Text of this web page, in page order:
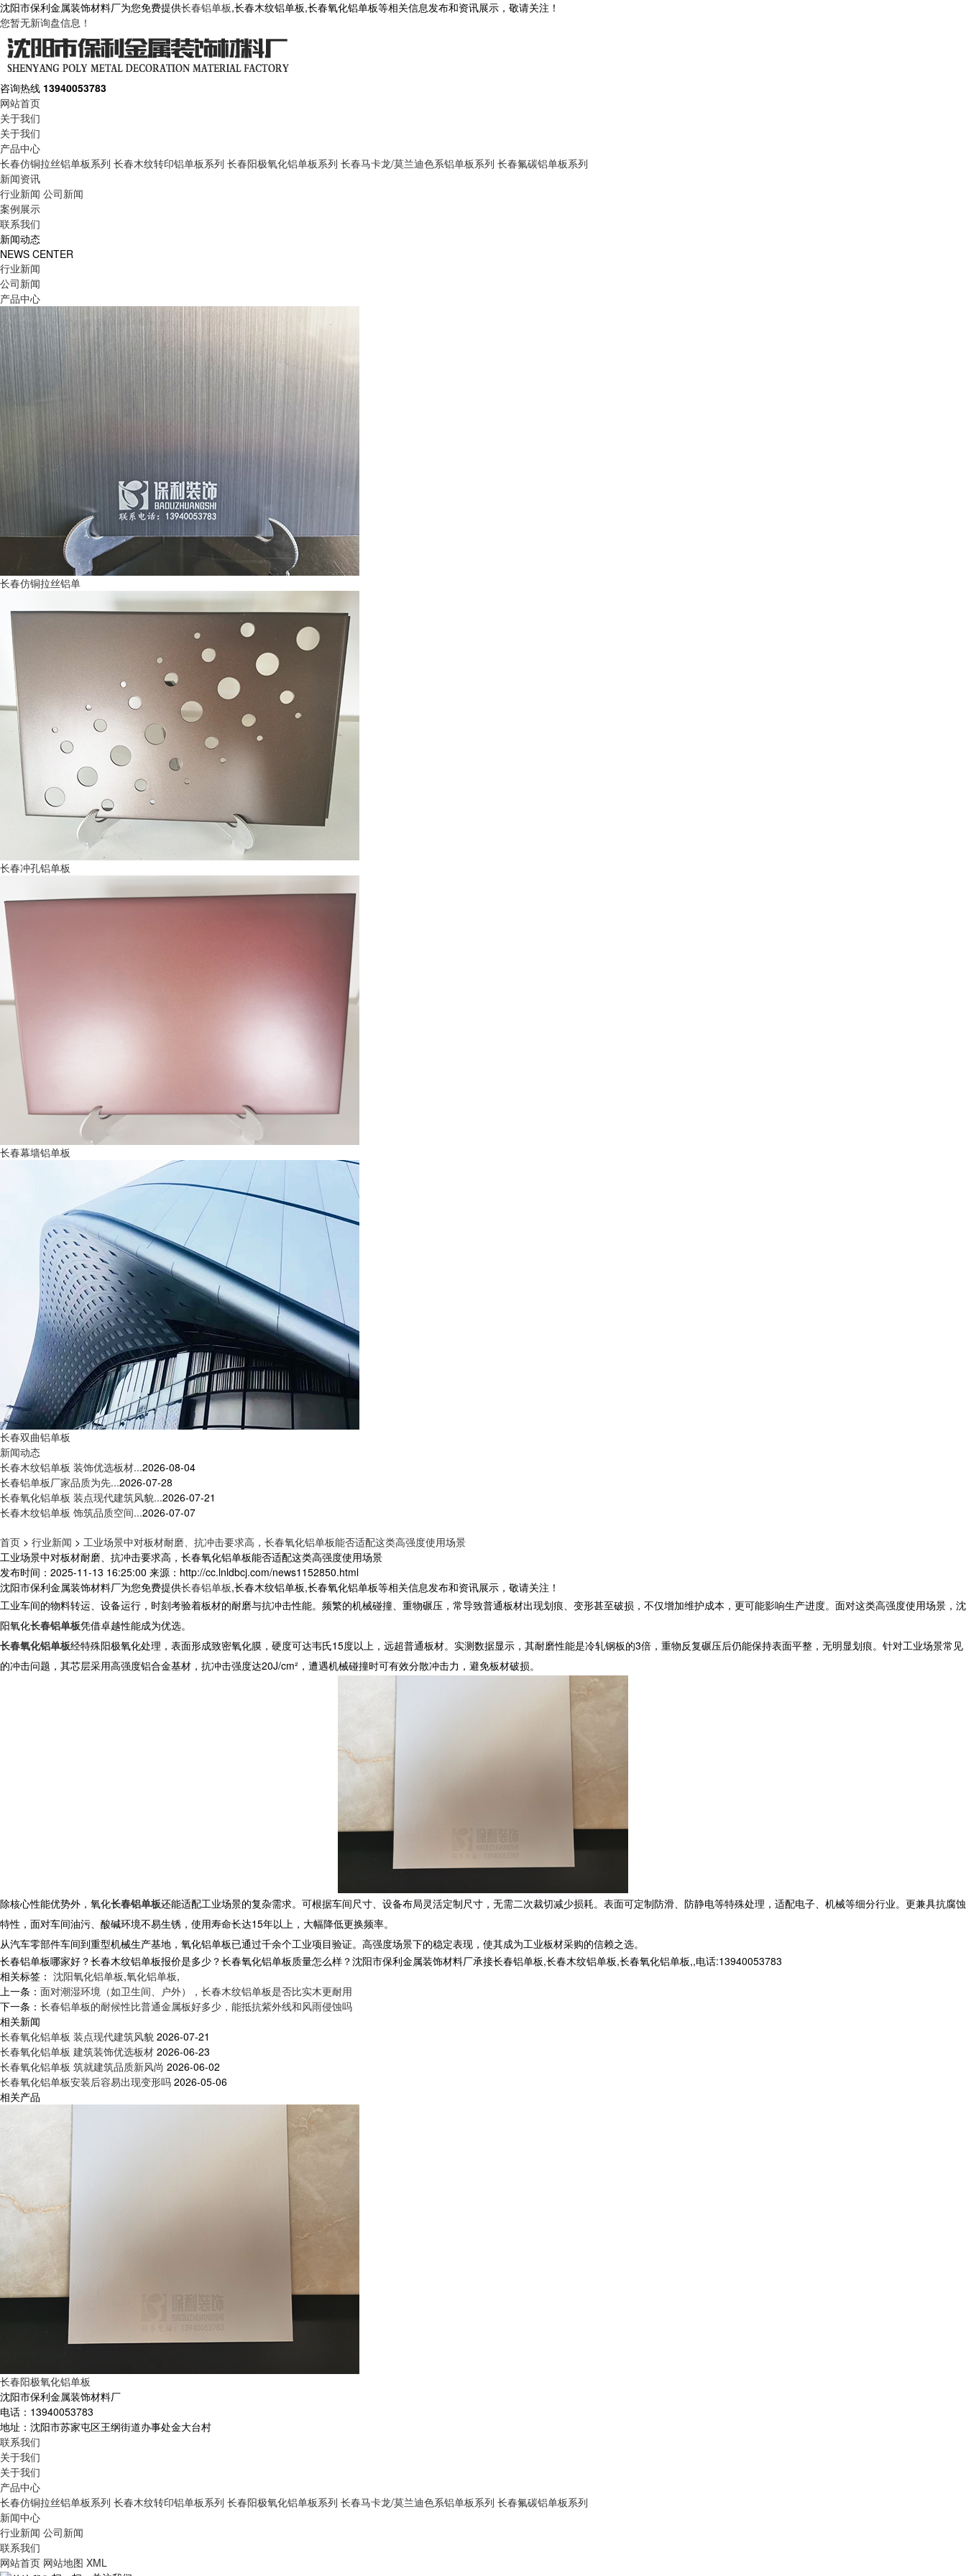
沈阳市保利金属装饰材料厂为您免费提供长春铝单板,长春木纹铝单板,长春氧化铝单板等相关信息发布和资讯展示，敬请关注！
您暂无新询盘信息！
咨询热线 13940053783
网站首页
关于我们
关于我们
产品中心
长春仿铜拉丝铝单板系列 长春木纹转印铝单板系列 长春阳极氧化铝单板系列 长春马卡龙/莫兰迪色系铝单板系列 长春氟碳铝单板系列
新闻资讯
行业新闻 公司新闻
案例展示
联系我们
新闻动态
NEWS CENTER
行业新闻
公司新闻
产品中心
长春仿铜拉丝铝单
长春冲孔铝单板
长春幕墙铝单板
长春双曲铝单板
新闻动态
长春木纹铝单板 装饰优选板材...2026-08-04
长春铝单板厂家品质为先...2026-07-28
长春氧化铝单板 装点现代建筑风貌...2026-07-21
长春木纹铝单板 饰筑品质空间...2026-07-07
首页 > 行业新闻 > 工业场景中对板材耐磨、抗冲击要求高，长春氧化铝单板能否适配这类高强度使用场景
工业场景中对板材耐磨、抗冲击要求高，长春氧化铝单板能否适配这类高强度使用场景
发布时间：2025-11-13 16:25:00 来源：http://cc.lnldbcj.com/news1152850.html
沈阳市保利金属装饰材料厂为您免费提供长春铝单板,长春木纹铝单板,长春氧化铝单板等相关信息发布和资讯展示，敬请关注！
工业车间的物料转运、设备运行，时刻考验着板材的耐磨与抗冲击性能。频繁的机械碰撞、重物碾压，常导致普通板材出现划痕、变形甚至破损，不仅增加维护成本，更可能影响生产进度。面对这类高强度使用场景， 沈
阳氧化长春铝单板凭借卓越性能成为优选。
长春氧化铝单板经特殊阳极氧化处理，表面形成致密氧化膜，硬度可达韦氏15度以上，远超普通板材。实测数据显示，其耐磨性能是冷轧钢板的3倍，重物反复碾压后仍能保持表面平整，无明显划痕。针对工业场景常见
的冲击问题，其芯层采用高强度铝合金基材，抗冲击强度达20J/cm²，遭遇机械碰撞时可有效分散冲击力，避免板材破损。
除核心性能优势外， 氧化长春铝单板还能适配工业场景的复杂需求。可根据车间尺寸、设备布局灵活定制尺寸，无需二次裁切减少损耗。表面可定制防滑、防静电等特殊处理，适配电子、机械等细分行业。更兼具抗腐蚀
特性，面对车间油污、酸碱环境不易生锈，使用寿命长达15年以上，大幅降低更换频率。
从汽车零部件车间到重型机械生产基地， 氧化铝单板已通过千余个工业项目验证。高强度场景下的稳定表现，使其成为工业板材采购的信赖之选。
长春铝单板哪家好？长春木纹铝单板报价是多少？长春氧化铝单板质量怎么样？沈阳市保利金属装饰材料厂承接长春铝单板,长春木纹铝单板,长春氧化铝单板,,电话:13940053783
相关标签： 沈阳氧化铝单板,氧化铝单板,
上一条： 面对潮湿环境（如卫生间、户外），长春木纹铝单板是否比实木更耐用
下一条： 长春铝单板的耐候性比普通金属板好多少，能抵抗紫外线和风雨侵蚀吗
相关新闻
长春氧化铝单板 装点现代建筑风貌 2026-07-21
长春氧化铝单板 建筑装饰优选板材 2026-06-23
长春氧化铝单板 筑就建筑品质新风尚 2026-06-02
长春氧化铝单板安装后容易出现变形吗 2026-05-06
相关产品
长春阳极氧化铝单板
沈阳市保利金属装饰材料厂
电话：13940053783
地址：沈阳市苏家屯区王纲街道办事处金大台村
联系我们
关于我们
关于我们
产品中心
长春仿铜拉丝铝单板系列 长春木纹转印铝单板系列 长春阳极氧化铝单板系列 长春马卡龙/莫兰迪色系铝单板系列 长春氟碳铝单板系列
新闻中心
行业新闻 公司新闻
联系我们
网站首页 网站地图 XML